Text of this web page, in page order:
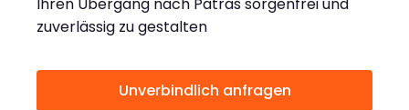
zuverlässig zu gestalten
Unverbindlich anfragen